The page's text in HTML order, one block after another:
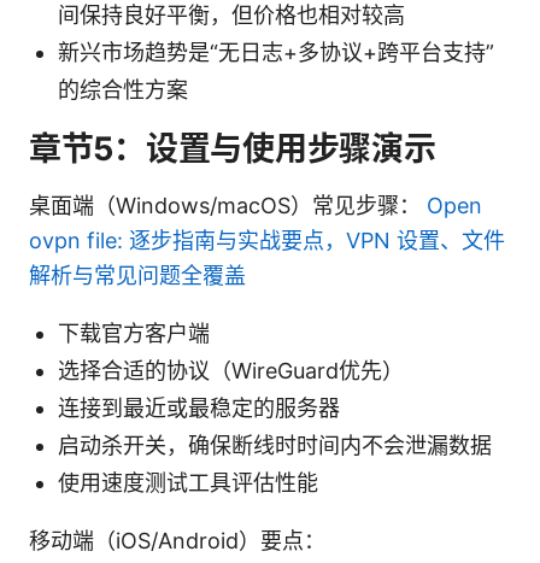
间保持良好平衡，但价格也相对较高
新兴市场趋势是“无日志+多协议+跨平台支持”
的综合性方案
章节5：设置与使用步骤演示
桌面端（Windows/macOS）常见步骤： Open
ovpn file: 逐步指南与实战要点，VPN 设置、文件
解析与常见问题全覆盖
下载官方客户端
选择合适的协议（WireGuard优先）
连接到最近或最稳定的服务器
启动杀开关，确保断线时时间内不会泄漏数据
使用速度测试工具评估性能
移动端（iOS/Android）要点：